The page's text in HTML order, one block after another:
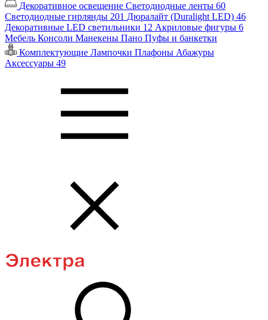
Декоративное освещение Светодиодные ленты 60
Светодиодные гирлянды 201 Дюралайт (Duralight LED) 46
Декоративные LED светильники 12 Акриловые фигуры 6
Мебель Консоли Манекены Пано Пуфы и банкетки
Комплектующие Лампочки Плафоны Абажуры
Аксессуары 49